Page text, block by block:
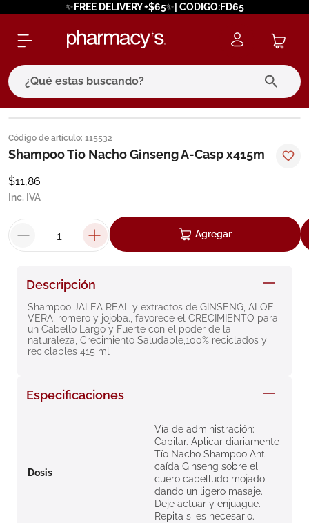
✨FREE DELIVERY +$65✨| CODIGO:FD65
¿Qué estas buscando?
Código de artículo: 115532
Shampoo Tio Nacho Ginseng A-Casp x415m
$11,86
Inc. IVA
Agregar
Descripción
Shampoo JALEA REAL y extractos de GINSENG, ALOE
VERA, romero y jojoba., favorece el CRECIMIENTO para
un Cabello Largo y Fuerte con el poder de la
naturaleza, Crecimiento Saludable,100% reciclados y
reciclables 415 ml
Especificaciones
Dosis
Vía de administración:
Capilar. Aplicar diariamente
Tío Nacho Shampoo Anti-
caída Ginseng sobre el
cuero cabelludo mojado
dando un ligero masaje.
Deje actuar y enjuague.
Repita si es necesario.
términos más buscados
1. eucerin
2.
3.
5. cerave
8. roche posay
9. nivea